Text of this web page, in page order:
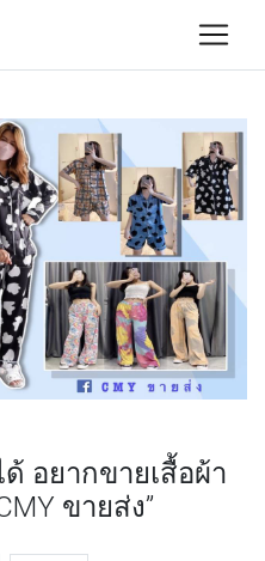
อยากขายเสื้อผ้า
ขายส่ง”